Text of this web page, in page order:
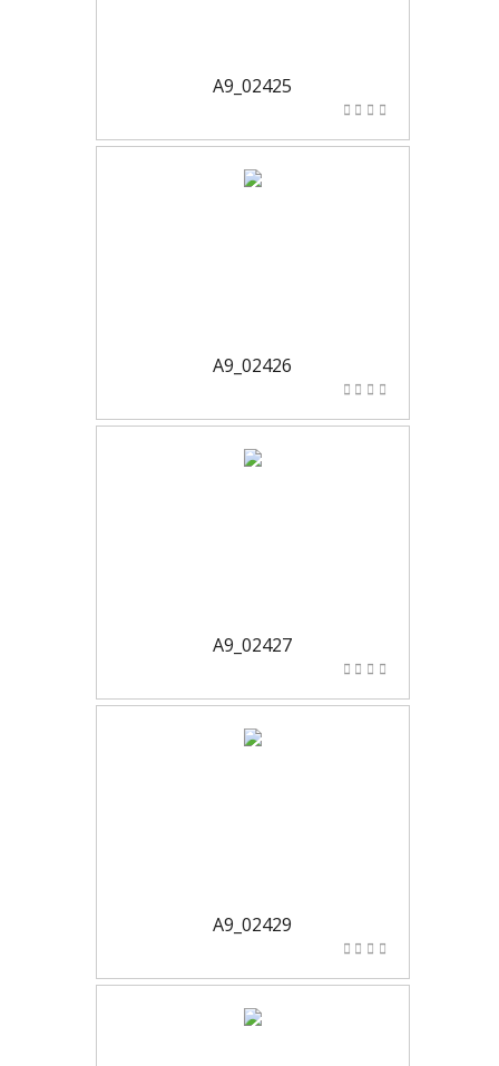
A9_02425
A9_02426
A9_02427
A9_02429